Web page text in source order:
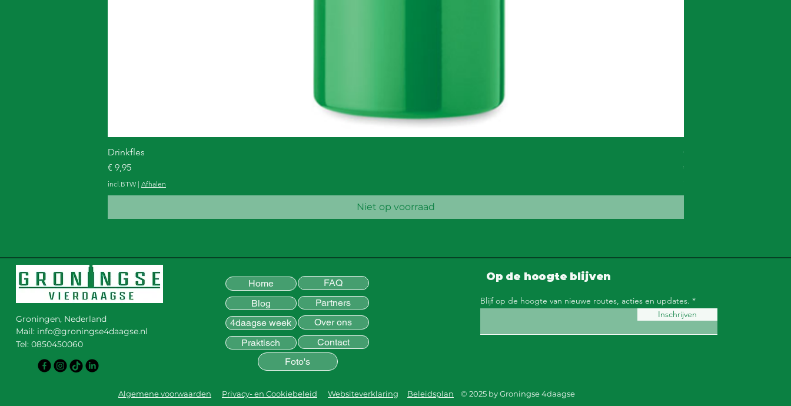
Drinkfles
Prijs
€ 9,95
incl.BTW | Afhalen
Niet op voorraad
Cap
Prijs
€ 15,00
Groningen, Nederland
Mail: info@groningse4daagse.nl
Tel: 0850450060
Home
Blog
4daagse week
Praktisch
FAQ
Partners
Over ons
Contact
Foto's
Op de hoogte blijven
Blijf op de hoogte van nieuwe routes, acties en updates.
Inschrijven
Algemene voorwaarden Privacy- en Cookiebeleid Websiteverklaring Beleidsplan © 2025 by Groningse 4daagse